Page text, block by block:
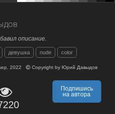
описание.
девушка nude color
2022 Copyright by Юрий Давыдов
Подпишись
на автора